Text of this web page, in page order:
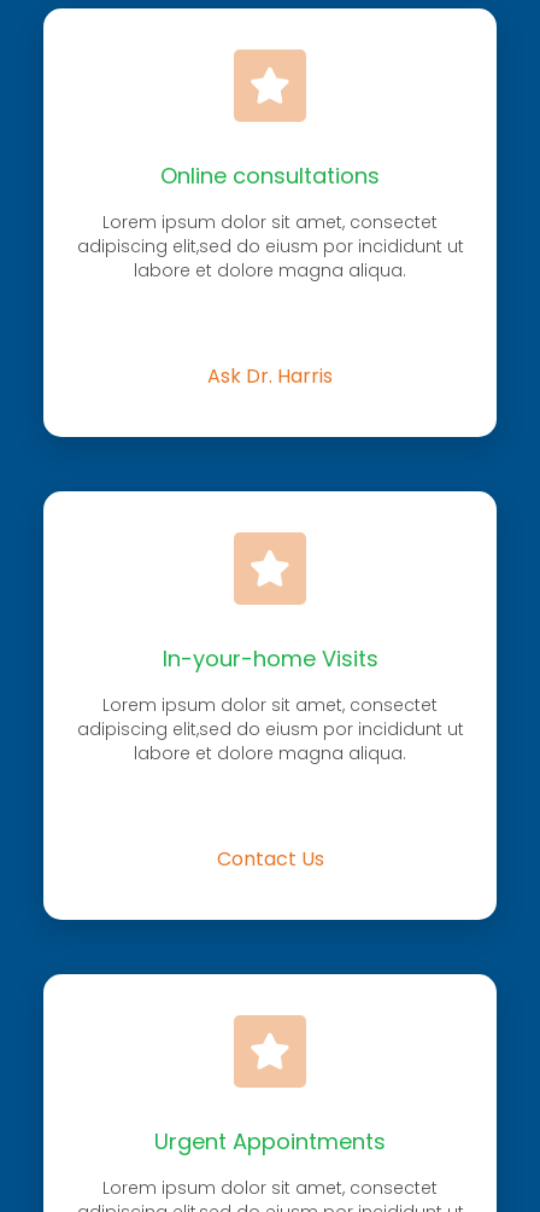
Online consultations
Lorem ipsum dolor sit amet, consectet
adipiscing elit,sed do eiusm por incididunt ut
labore et dolore magna aliqua.
Ask Dr. Harris
In-your-home Visits
Lorem ipsum dolor sit amet, consectet
adipiscing elit,sed do eiusm por incididunt ut
labore et dolore magna aliqua.
Contact Us
Urgent Appointments
Lorem ipsum dolor sit amet, consectet